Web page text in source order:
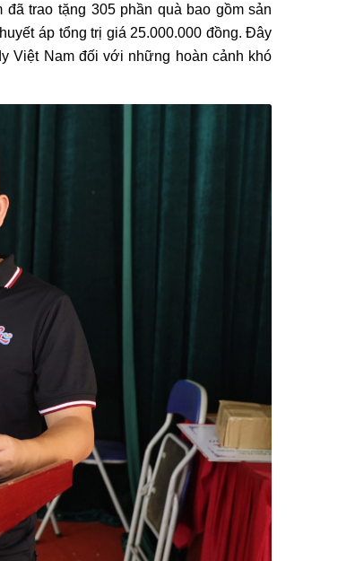
trao tặng 305 phần quà bao gồm sản
áp tổng trị giá 25.000.000 đồng. Đây
Việt Nam đối với những hoàn cảnh khó